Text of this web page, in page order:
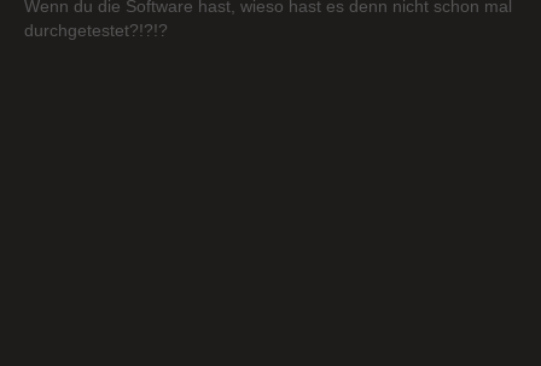
Wenn du die Software hast, wieso hast es denn nicht schon mal
durchgetestet?!?!?